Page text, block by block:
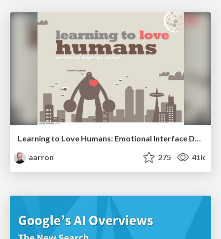
Learning to Love Humans: Emotional Interface Design
aarron
275 41k